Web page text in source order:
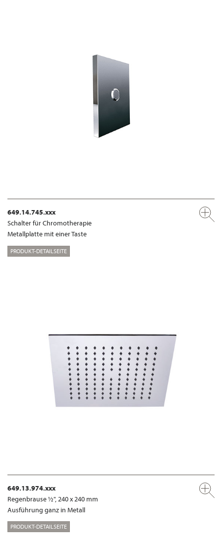
649.14.745.xxx
Schalter für Chromotherapie
Metallplatte mit einer Taste
PRODUKT-DETAILSEITE
649.13.974.xxx
Regenbrause ½", 240 x 240 mm
Ausführung ganz in Metall
PRODUKT-DETAILSEITE